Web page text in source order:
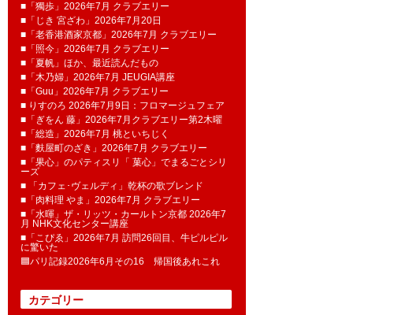
■「獨歩」2026年7月 クラブエリー
■「じき 宮ざわ」2026年7月20日
■「老香港酒家京都」2026年7月 クラブエリー
■「照今」2026年7月 クラブエリー
■「夏帆」ほか、最近読んだもの
■「木乃婦」2026年7月 JEUGIA講座
■「Guu」2026年7月 クラブエリー
■ りすのろ 2026年7月9日：フロマージュフェア
■「ぎをん 藤」2026年7月クラブエリー第2木曜
■「総造」2026年7月 桃といちじく
■「麩屋町のざき」2026年7月 クラブエリー
■「果心」のパティスリ「 菓​心」でまるごとシリ
ーズ
■ 「カフェ･ヴェルディ」乾杯の歌ブレンド
■「肉料理 やま」2026年7月 クラブエリー
■「水暉」ザ・リッツ・カールトン京都 2026年7
月 NHK文化センター講座
■「こぴゑ」2026年7月 訪問26回目、牛ピルピル
に驚いた
🟦パリ記録2026年6月その16 帰国後あれこれ
カテゴリー